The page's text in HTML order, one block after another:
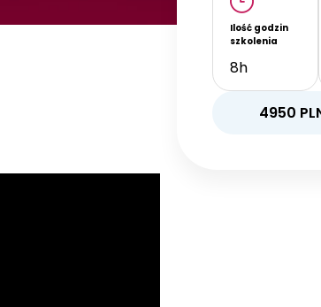
Ilość godzin
szkolenia
8h
4950